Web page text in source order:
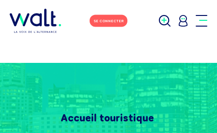
SE CONNECTER
Accueil touristique